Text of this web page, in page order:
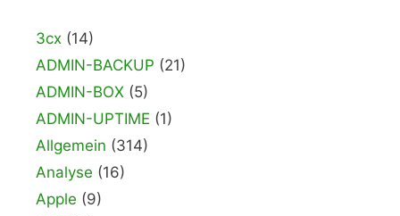
3cx (14)
ADMIN-BACKUP (21)
ADMIN-BOX (5)
ADMIN-UPTIME (1)
Allgemein (314)
Analyse (16)
Apple (9)